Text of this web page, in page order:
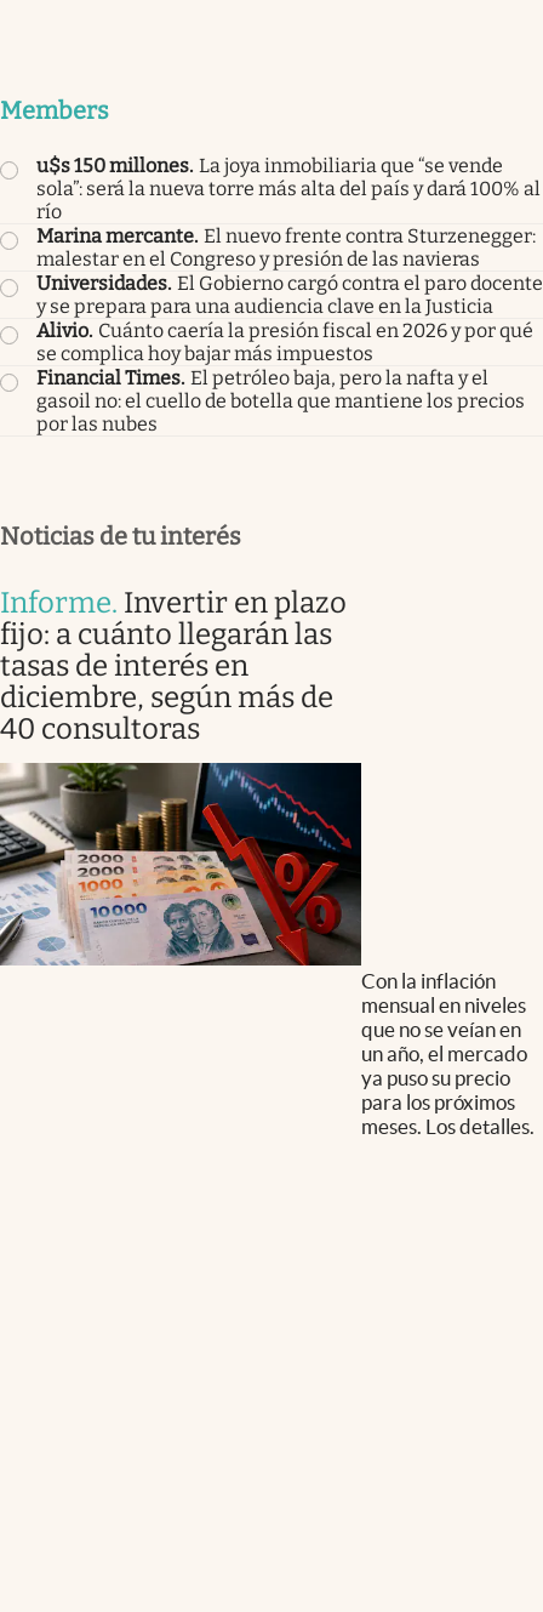
Members
u$s 150 millones. La joya inmobiliaria que “se vende
sola”: será la nueva torre más alta del país y dará 100% al
río
Marina mercante. El nuevo frente contra Sturzenegger:
malestar en el Congreso y presión de las navieras
Universidades. El Gobierno cargó contra el paro docente
y se prepara para una audiencia clave en la Justicia
Alivio. Cuánto caería la presión fiscal en 2026 y por qué
se complica hoy bajar más impuestos
Financial Times. El petróleo baja, pero la nafta y el
gasoil no: el cuello de botella que mantiene los precios
por las nubes
Noticias de tu interés
Informe. Invertir en plazo
fijo: a cuánto llegarán las
tasas de interés en
diciembre, según más de
40 consultoras
Con la inflación
mensual en niveles
que no se veían en
un año, el mercado
ya puso su precio
para los próximos
meses. Los detalles.